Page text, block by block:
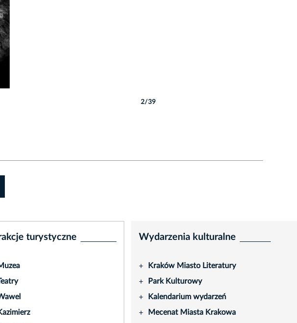
2/39
turystyczne Wydarzenia kulturalne
+ Kraków Miasto Literatury
+ Park Kulturowy
+ Kalendarium wydarzeń
+ Mecenat Miasta Krakowa